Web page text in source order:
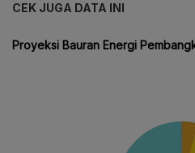
CEK JUGA DATA INI